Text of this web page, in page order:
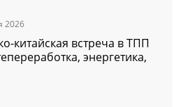
2026
китайская встреча в ТПП
энергетика,